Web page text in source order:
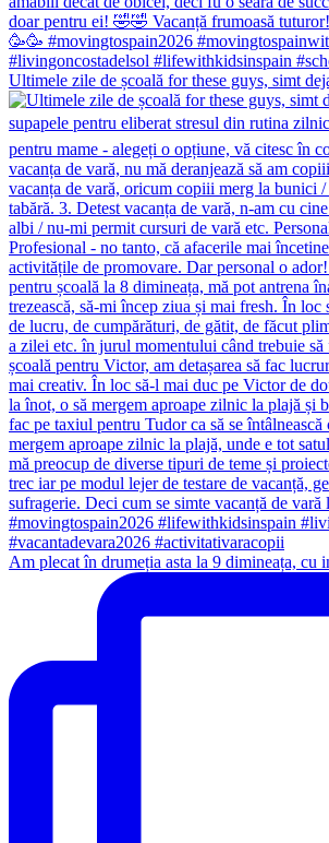
Ultimele zile de școală for these guys, simt
Am plecat în drumeția asta la 9 dimineața, cu